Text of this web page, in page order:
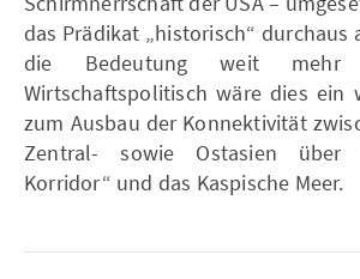
das Prädikat „historisch“ durchaus
die Bedeutung weit mehr
Wirtschaftspolitisch wäre dies ein
zum Ausbau der Konnektivität
Zentral- sowie Ostasien über
Korridor“ und das Kaspische Meer.